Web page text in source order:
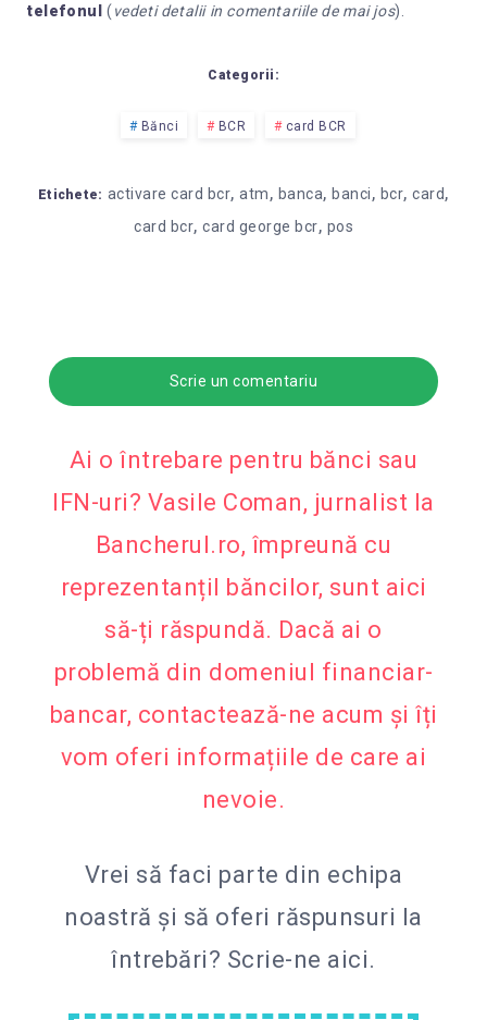
telefonul
( vedeti detalii in comentariile de mai jos).
Categorii:
Bănci BCR card BCR
Etichete: activare card bcr,atm, banca,banci, bcr,card,
card bcr, card george bcr, pos
Scrie un comentariu
Ai o întrebare pentru bănci sau
IFN-uri? Vasile Coman, jurnalist la
Bancherul.ro, împreună cu
reprezentanțiI băncilor, sunt aici
să-ți răspundă. Dacă ai o
problemă din domeniul financiar-
bancar, contactează-ne acum și îți
vom oferi informațiile de care ai
nevoie.
Vrei să faci parte din echipa
noastră și să oferi răspunsuri la
întrebări? Scrie-ne aici.